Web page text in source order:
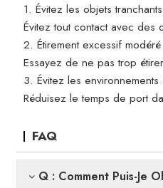
1. Évitez les objets
Évitez tout contact avec des
2. Étirement excessif
Essayez de ne pas trop
3. Évitez les
Réduisez le temps de port
FAQ
Q : Comment Puis-Je